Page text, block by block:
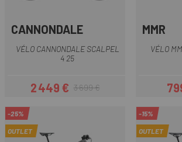
CANNONDALE
VÉLO CANNONDALE SCALPEL
4 25
Prix
2 449 €Prix habituel
3 699 €
MMR
VÉLO
-25%
OUTLET
-15%
OUTLET